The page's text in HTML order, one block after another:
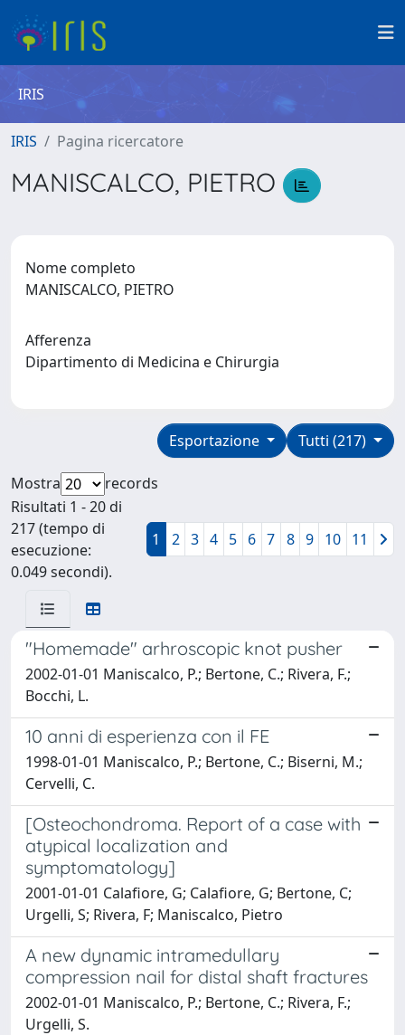
IRIS
IRIS Pagina ricercatore
MANISCALCO, PIETRO
Nome completo
MANISCALCO, PIETRO
Afferenza
Dipartimento di Medicina e Chirurgia
Tutti (217)
Esportazione
Mostra
records
Risultati 1 - 20 di
217 (tempo di
esecuzione:
0.049 secondi).
1 2 3 4 5 6 7 8 9 10 11
"Homemade" arhroscopic knot pusher
2002-01-01 Maniscalco, P.; Bertone, C.; Rivera, F.;
Bocchi, L.
10 anni di esperienza con il FE
1998-01-01 Maniscalco, P.; Bertone, C.; Biserni, M.;
Cervelli, C.
[Osteochondroma. Report of a case with
atypical localization and
symptomatology]
2001-01-01 Calafiore, G; Calafiore, G; Bertone, C;
Urgelli, S; Rivera, F; Maniscalco, Pietro
A new dynamic intramedullary
compression nail for distal shaft fractures
2002-01-01 Maniscalco, P.; Bertone, C.; Rivera, F.;
Urgelli, S.